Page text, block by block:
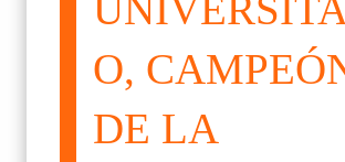
O,
DE LA